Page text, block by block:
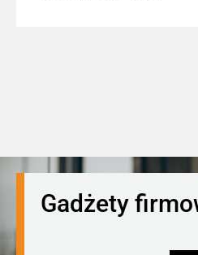
Gadżety